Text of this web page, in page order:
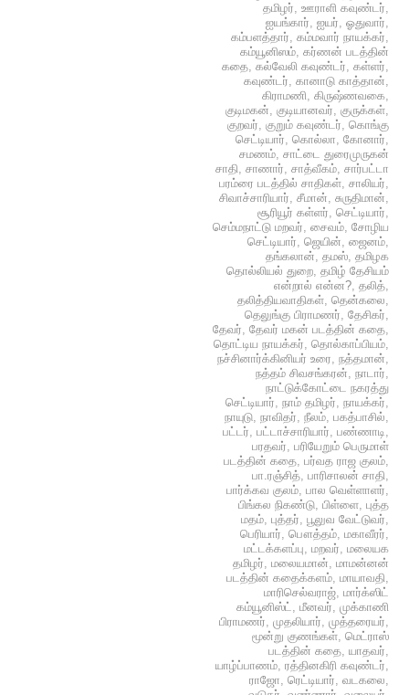
தமிழர், ஊராளி கவுண்டர்,
ஐயங்கார், ஐயர், ஓதுவார்,
கம்பளத்தார், கம்மவார் நாயக்கர்,
கம்யூனிஸம், கர்ணன் படத்தின்
கதை, கல்வேலி கவுண்டர், கள்ளர்,
கவுண்டர், கானாடு காத்தான்,
கிராமணி, கிருஷ்ணவகை,
குடிமகன், குடியானவர், குருக்கள்,
குறவர், குறும் கவுண்டர், கொங்கு
செட்டியார், கொல்லா, கோனார்,
சமணம், சாட்டை துரைமுருகன்
சாதி, சாணார், சாத்வீகம், சார்பட்டா
பரம்ரை படத்தில் சாதிகள், சாலியர்,
சிவாச்சாரியார், சீமான், சுருதிமான்,
சூரியூர் கள்ளர், செட்டியார்,
செம்மநாட்டு மறவர், சைவம், சோழிய
செட்டியார், ஜெயின், ஜைனம்,
தங்கலான், தமஸ், தமிழக
தொல்லியல் துறை, தமிழ் தேசியம்
என்றால் என்ன?, தலித்,
தலித்தியவாதிகள், தென்கலை,
தெலுங்கு பிராமணர், தேசிகர்,
தேவர், தேவர் மகன் படத்தின் கதை,
தொட்டிய நாயக்கர், தொல்காப்பியம்,
நச்சினார்க்கினியர் உரை, நத்தமான்,
நத்தம் சிவசங்கரன், நாடார்,
நாட்டுக்கோட்டை நகரத்து
செட்டியார், நாம் தமிழர், நாயக்கர்,
நாயுடு, நாவிதர், நீலம், பகத்பாசில்,
பட்டர், பட்டாச்சாரியார், பண்ணாடி,
பரதவர், பரியேறும் பெருமாள்
படத்தின் கதை, பர்வத ராஜ குலம்,
பா.ரஞ்சித், பாரிசாலன் சாதி,
பார்க்கவ குலம், பால வெள்ளாளர்,
பிங்கல நிகண்டு, பிள்ளை, புத்த
மதம், புத்தர், பூலுவ வேட்டுவர்,
பெரியார், பௌத்தம், மகாவீரர்,
மட்டக்களப்பு, மறவர், மலையக
தமிழர், மலையமான், மாமன்னன்
படத்தின் கதைக்களம், மாயாவதி,
மாரிசெல்வராஜ், மார்க்ஸிட்
கம்யூனிஸ்ட், மீனவர், முக்காணி
பிராமணர், முதலியார், முத்தரையர்,
மூன்று குணங்கள், மெட்ராஸ்
படத்தின் கதை, யாதவர்,
யாழ்ப்பாணம், ரத்தினகிரி கவுண்டர்,
ராஜோ, ரெட்டியார், வடகலை,